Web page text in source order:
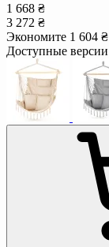
1 668 ₴
3 272 ₴
Экономите 1 604 ₴
Доступные версии